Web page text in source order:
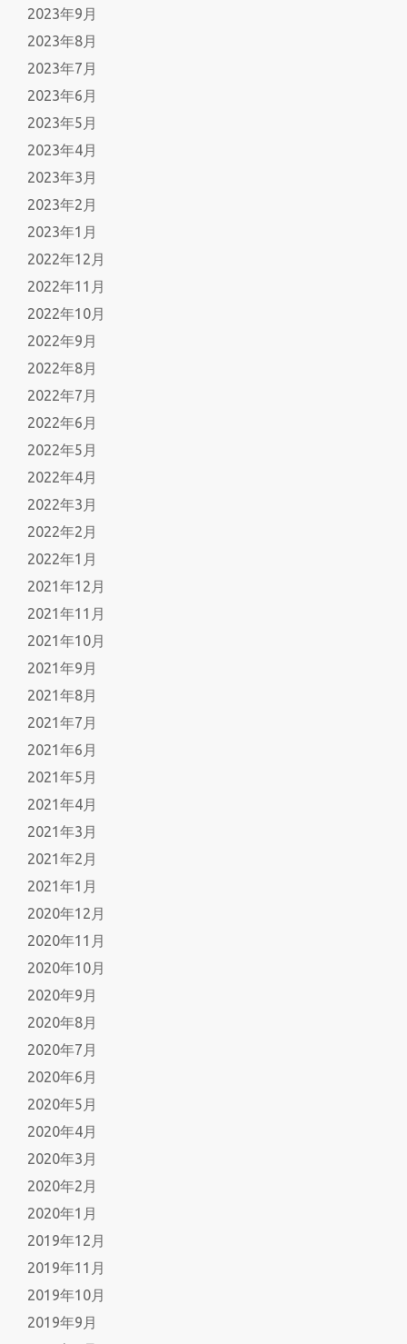
2023年9月
2023年8月
2023年7月
2023年6月
2023年5月
2023年4月
2023年3月
2023年2月
2023年1月
2022年12月
2022年11月
2022年10月
2022年9月
2022年8月
2022年7月
2022年6月
2022年5月
2022年4月
2022年3月
2022年2月
2022年1月
2021年12月
2021年11月
2021年10月
2021年9月
2021年8月
2021年7月
2021年6月
2021年5月
2021年4月
2021年3月
2021年2月
2021年1月
2020年12月
2020年11月
2020年10月
2020年9月
2020年8月
2020年7月
2020年6月
2020年5月
2020年4月
2020年3月
2020年2月
2020年1月
2019年12月
2019年11月
2019年10月
2019年9月